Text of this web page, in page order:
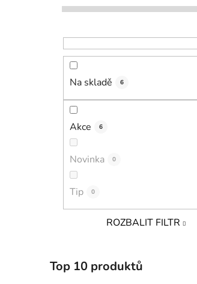
Na skladě 6
Akce 6
Novinka 0
Tip 0
ROZBALIT FILTR
Top 10 produktů